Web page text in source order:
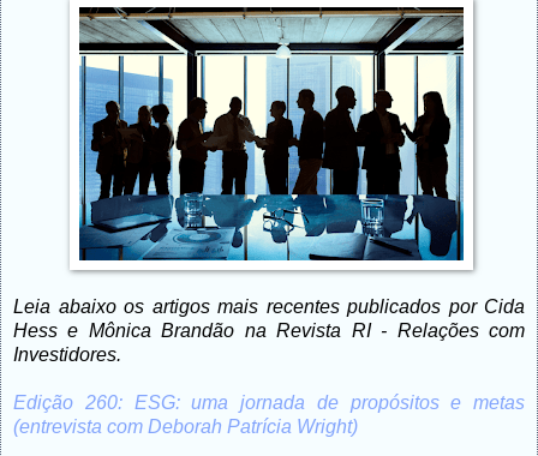
Leia abaixo os artigos mais recentes publicados por Cida
Hess e Mônica Brandão na Revista RI - Relações com
Investidores.
Edição 260: ESG: uma jornada de propósitos e metas
(entrevista com Deborah Patrícia Wright)